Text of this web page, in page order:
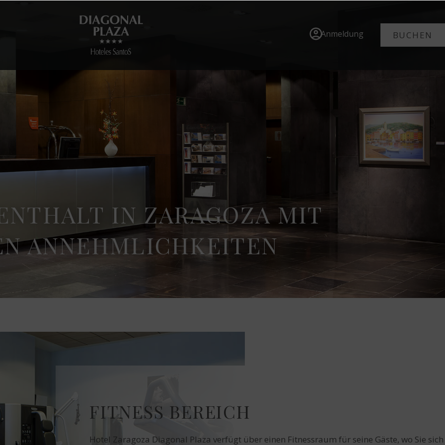
Anmeldung BUCHEN
IN ZARAGOZA MIT
ANNEHMLICHKEITEN
FITNESS BEREICH
Hotel Zaragoza Diagonal Plaza verfügt über einen Fitnessraum für seine Gäste, wo Sie sich